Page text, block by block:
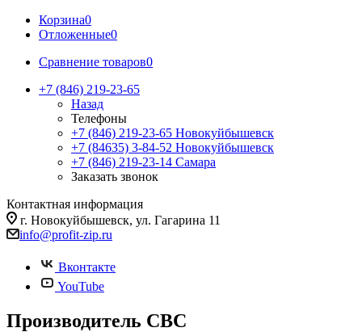
Корзина0
Отложенные0
Сравнение товаров0
+7 (846) 219-23-65
Назад
Телефоны
+7 (846) 219-23-65 Новокуйбышевск
+7 (84635) 3-84-52 Новокуйбышевск
+7 (846) 219-23-14 Самара
Заказать звонок
Контактная информация
г. Новокуйбышевск, ул. Гагарина 11
info@profit-zip.ru
Вконтакте
YouTube
Производитель СВС